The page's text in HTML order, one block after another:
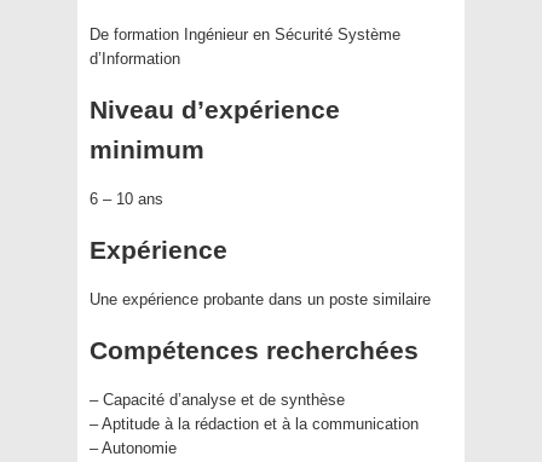
De formation Ingénieur en Sécurité Système
d’Information
Niveau d’expérience
minimum
6 – 10 ans
Expérience
Une expérience probante dans un poste similaire
Compétences recherchées
– Capacité d’analyse et de synthèse
– Aptitude à la rédaction et à la communication
– Autonomie